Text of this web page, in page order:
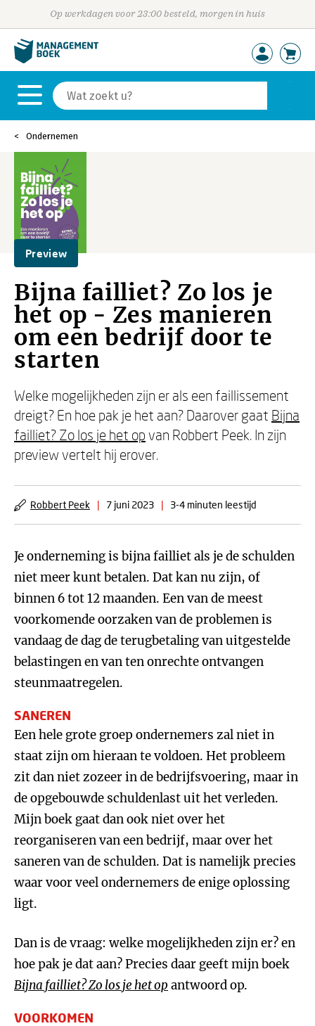
Op werkdagen voor 23:00 besteld, morgen in huis
Ondernemen
Preview
Bijna failliet? Zo los je
het op - Zes manieren
om een bedrijf door te
starten
Welke mogelijkheden zijn er als een faillissement
dreigt? En hoe pak je het aan? Daarover gaat Bijna
failliet? Zo los je het op van Robbert Peek. In zijn
preview vertelt hij erover.
Robbert Peek | 7 juni 2023 | 3-4 minuten leestijd
Je onderneming is bijna failliet als je de schulden
niet meer kunt betalen. Dat kan nu zijn, of
binnen 6 tot 12 maanden. Een van de meest
voorkomende oorzaken van de problemen is
vandaag de dag de terugbetaling van uitgestelde
belastingen en van ten onrechte ontvangen
steunmaatregelen.
SANEREN
Een hele grote groep ondernemers zal niet in
staat zijn om hieraan te voldoen. Het probleem
zit dan niet zozeer in de bedrijfsvoering, maar in
de opgebouwde schuldenlast uit het verleden.
Mijn boek gaat dan ook niet over het
reorganiseren van een bedrijf, maar over het
saneren van de schulden. Dat is namelijk precies
waar voor veel ondernemers de enige oplossing
ligt.
Dan is de vraag: welke mogelijkheden zijn er? en
hoe pak je dat aan? Precies daar geeft mijn boek
Bijna failliet? Zo los je het op antwoord op.
VOORKOMEN